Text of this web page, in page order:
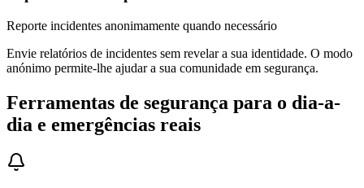
Reporte incidentes anonimamente quando necessário
Envie relatórios de incidentes sem revelar a sua identidade. O modo
anónimo permite-lhe ajudar a sua comunidade em segurança.
Ferramentas de segurança para o dia-a-
dia e emergências reais